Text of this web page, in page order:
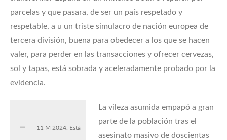
parcelas y que pasara, de ser un país respetado y
respetable, a u un triste simulacro de nación europea de
tercera división, buena para obedecer a los que se hacen
valer, para perder en las transacciones y ofrecer cervezas,
sol y tapas, está sobrada y aceleradamente probado por la
evidencia.
11 M 2024. Está
La vileza asumida empapó a gran
parte de la población tras el
asesinato masivo de doscientas